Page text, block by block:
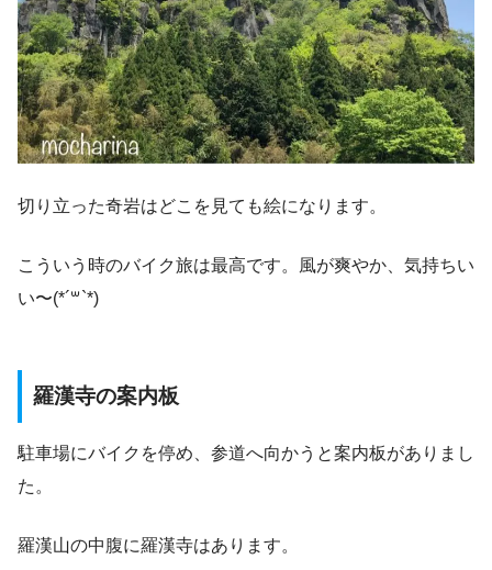
切り立った奇岩はどこを見ても絵になります。
こういう時のバイク旅は最高です。風が爽やか、気持ちい
い〜(*´꒳`*)
羅漢寺の案内板
駐車場にバイクを停め、参道へ向かうと案内板がありまし
た。
羅漢山の中腹に羅漢寺はあります。